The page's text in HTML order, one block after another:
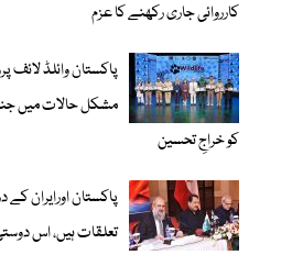
کارروائی جاری رکھنے کا عزم
مشکل حالات میں
کو خراجِ تحسین
پاکستان اورایران کے
تعلقات ہیں، اس